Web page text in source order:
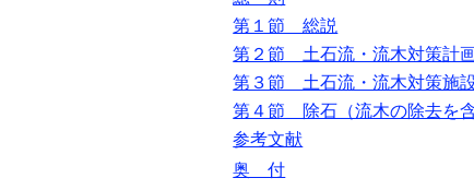
第１節 総説
第２節 土石流・流木対策計
第３節 土石流・流木対策施
第４節 除石（流木の除去を
参考文献
奥 付